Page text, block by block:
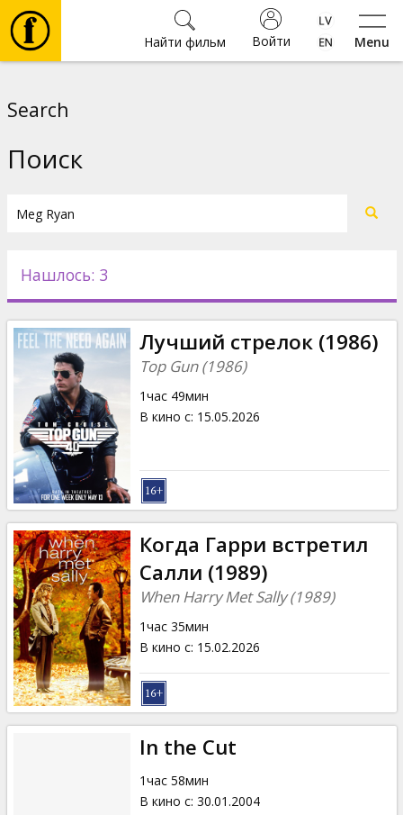
Menu
Войти
Найти фильм
Новости
Подарки
Кинозакуски
B2B
Клуб
Search
Поиск
Нашлось: 3
Лучший стрелок (1986)
Top Gun (1986)
1час 49мин
В кино с: 15.05.2026
Когда Гарри встретил
Салли (1989)
When Harry Met Sally (1989)
1час 35мин
В кино с: 15.02.2026
In the Cut
1час 58мин
В кино с: 30.01.2004